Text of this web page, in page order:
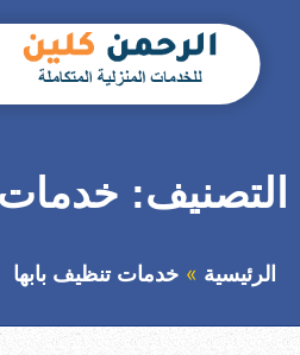
المحتوى
التصنيف: خدمات
الرئيسية خدمات تنظيف بابها